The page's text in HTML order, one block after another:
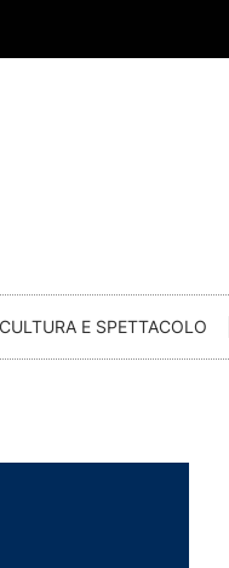
CULTURA E SPETTACOLO